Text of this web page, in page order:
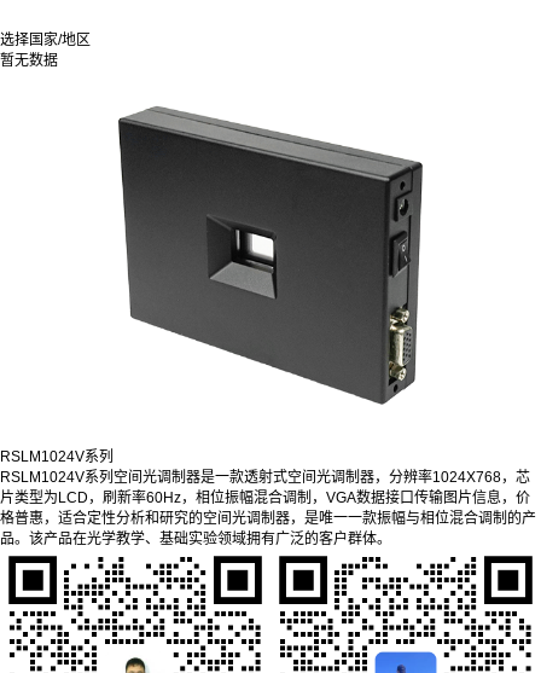
选择国家/地区
暂无数据
RSLM1024V系列
RSLM1024V系列空间光调制器是一款透射式空间光调制器，分辨率1024X768，芯
片类型为LCD，刷新率60Hz，相位振幅混合调制，VGA数据接口传输图片信息 ，价
格普惠， 适合定性分析和研究的空间光调制器，是唯一一款振幅与相位混合调制的产
品。该产品在光学教学、基础实验领域拥有广泛的客户群体。